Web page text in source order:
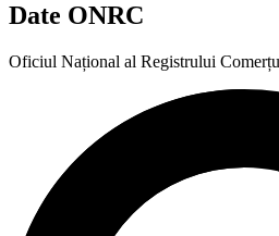
Date ONRC
Oficiul Național al Registrului